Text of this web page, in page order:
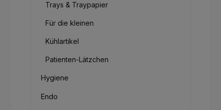
Trays & Traypapier
Für die kleinen
Kühlartikel
Patienten-Lätzchen
Hygiene
Endo